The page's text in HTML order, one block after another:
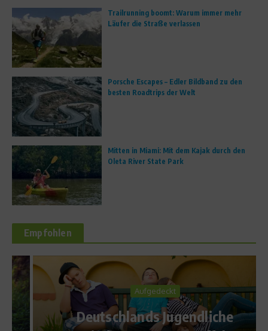
Trailrunning boomt: Warum immer mehr
Läufer die Straße verlassen
Porsche Escapes – Edler Bildband zu den
besten Roadtrips der Welt
Mitten in Miami: Mit dem Kajak durch den
Oleta River State Park
Empfohlen
Aufgedeckt
Deutschlands Jugendliche